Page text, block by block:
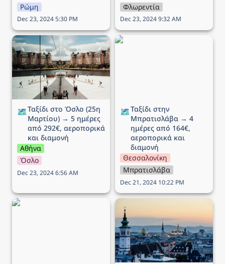
Ρώμη
Dec 23, 2024 5:30 PM
Φλωρεντία
Dec 23, 2024 9:32 AM
Ταξίδι στο Όσλο (25η
Μαρτίου) → 5 ημέρες
από 292€, αεροπορικά
και διαμονή
🗺️Ταξίδι στο Όσλο (25η
Μαρτίου) → 5 ημέρες
από 292€, αεροπορικά
και διαμονή
Αθήνα
Όσλο
Dec 23, 2024 6:56 AM
Ταξίδι στην Μπρατισλάβα
🗺️Ταξίδι στην
Μπρατισλάβα → 4
ημέρες από 164€,
αεροπορικά και
διαμονή
Θεσσαλονίκη
Μπρατισλάβα
Dec 21, 2024 10:22 PM
Ταξίδι στο Μιλάνο → 5
Ταξίδι στην Βιέννη (Αγίου
Βαλεντίνου) → 5 ημέρες
από 172€, αεροπορικά
και διαμονή